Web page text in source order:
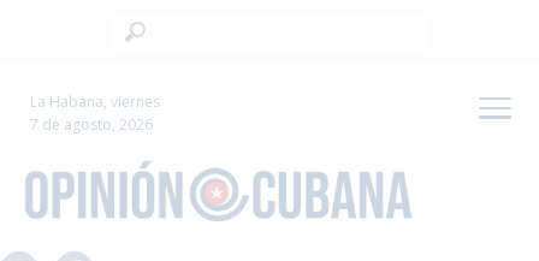
La Habana, viernes
7 de agosto, 2026